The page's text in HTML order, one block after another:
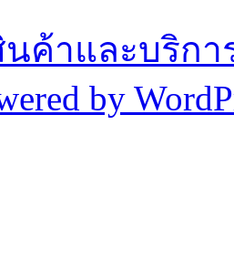
ค้าและบริกา
by